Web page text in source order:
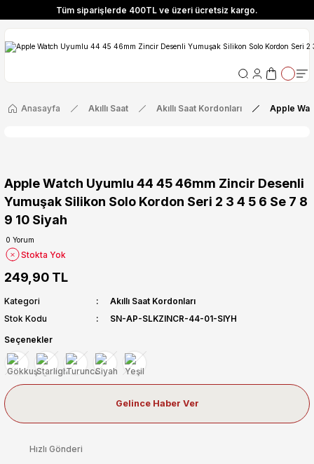
Tüm siparişlerde 400TL ve üzeri ücretsiz kargo.
Özel! YENI10 koduyla 400 TL ve üzeri alışverişlerinizde %10 indirim
Tüm siparişlerde 400TL ve üzeri ücretsiz kargo.
Özel! YENI10 koduyla 400 TL ve üzeri alışverişlerinizde %10 indirim
Anasayfa Akıllı Saat Akıllı Saat Kordonları Apple
Apple Watch Uyumlu 44 45 46mm Zincir Desenli
Yumuşak Silikon Solo Kordon Seri 2 3 4 5 6 Se 7 8
9 10 Siyah
0 Yorum
Stokta Yok
249,90 TL
Kategori
Akıllı Saat Kordonları
Stok Kodu
SN-AP-SLKZINCR-44-01-SIYH
Seçenekler
Gelince Haber Ver
Hızlı Gönderi